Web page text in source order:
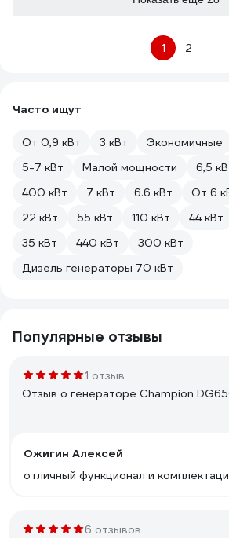
1 2
Часто ищут
От 0,9 кВт 3 кВт Экономичные
5-7 кВт
Малой мощности 6,5
400 кВт
7 кВт 6.6 кВт От 6
22 кВт
55 кВт 110 кВт 44 кВт
35 кВт
440 кВт
300 кВт
Дизель генераторы 70 кВт
Популярные отзывы
1 отзыв
Отзыв о генераторе Champion
Ожигин Алексей
отличный функционал и
6 отзывов